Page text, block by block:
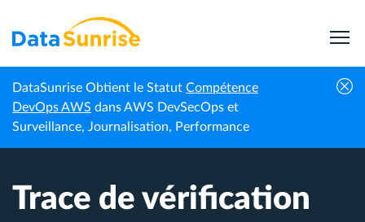
DataSunrise Obtient le Statut Compétence
DevOps AWS dans AWS DevSecOps et
Surveillance, Journalisation, Performance
Accueil Centre de connaissances Trace de vérification Teradata
Trace de vérification